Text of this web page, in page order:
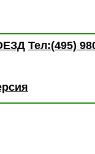
Тел:(495)